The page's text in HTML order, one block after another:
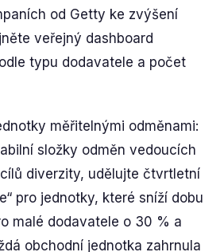
od Getty ke zvýšení
veřejný dashboard
typu dodavatele a počet
měřitelnými odměnami:
složky odměn vedoucích
diverzity, udělujte čtvrtletní
pro jednotky, které sníží dobu
malé dodavatele o 30 % a
obchodní jednotka zahrnula